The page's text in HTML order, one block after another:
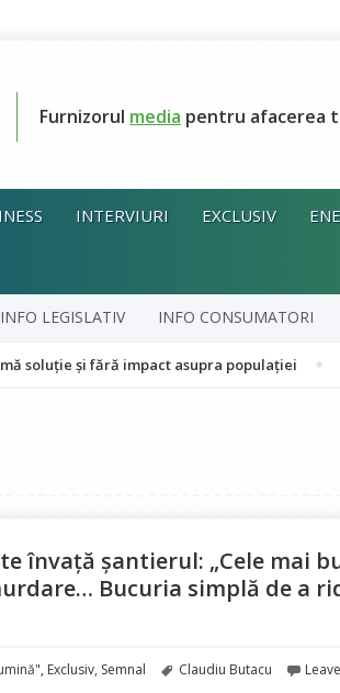
Furnizorul media pentru afacerea
INTERVIURI EXCLUSIV
INFO LEGISLATIV INFO CONSUMATORI
fără impact asupra populației Canicula
învață șantierul: „Cele mai
Bucuria simplă de a
, Exclusiv, Semnal Etichete
Claudiu Butacu